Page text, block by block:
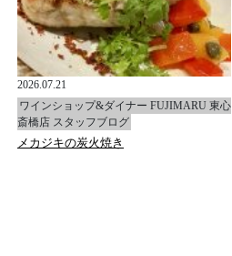
2026.07.21
ワインショップ&ダイナー FUJIMARU 東心
斎橋店 スタッフブログ
メカジキの炭火焼き